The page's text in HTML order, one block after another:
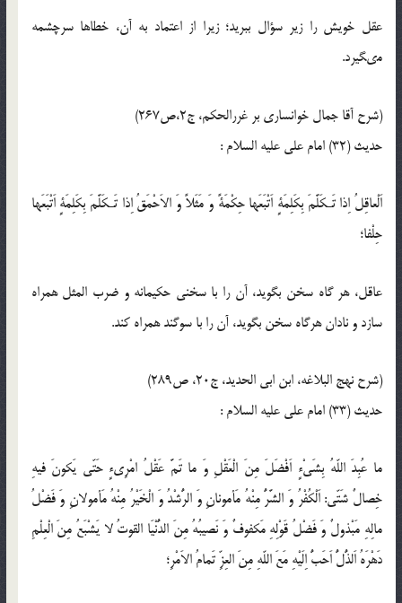
عقل خويش را زير سؤال ببريد؛ زيرا از اعتماد به آن، خطاها سرچشمه
مى‏گيرد.
(شرح آقا جمال خوانساری بر غررالحكم، ج2،ص267)
حدیث (32) امام على عليه‏ السلام :
اَلْعاقِلُ اِذا تَـكَلَّمَ بِكَلِمَةٍ اَتْبَعَها حِكْمَةً وَ مَثَلاً وَ الاَحْمَقُ اِذا تَـكَلَّمَ بِكَلِمَةٍ اَتْبَعَها
حِلْفا؛
عاقل، هر گاه سخن بگويد، آن را با سخنى حكيمانه و ضرب المثل همراه
سازد و نادان هرگاه سخن بگويد، آن را با سوگند همراه كند.
(شرح نهج البلاغه، ابن ابى الحديد، ج20، ص289)
حدیث (33) امام على عليه‏ السلام :
ما عُبِدَ اللّه‏ُ بِشَىْ‏ءٍ اَفْضَلَ مِنَ الْعَقْلِ وَ ما تَمَّ عَقْلُ امْرِى‏ءٍ حَتّى يَكونَ فيهِ
خِصالٌ شَتّى: اَلْكُفْرُ وَ الشَّرُّ مِنْهُ مَأمونانِ وَ الرُّشْدُ وَ الْخَيْرُ مِنْهُ مَأمولانِ وَ فَضْلُ
مالِهِ مَبْذولٌ وَ فَضْلُ قَوْلِهِ مَكفوفٌ وَ نَصيبُهُ مِنَ الدُّنْيَا القوتُ لا يَشْبَعُ مِنَ الْعِلْمِ
دَهْرَهُ اَلذُّلُّ اَحَبُّ اِلَيْهِ مَعَ اللّه‏ِ مِنَ العِزِّ تَمامُ الاَمْرِ؛